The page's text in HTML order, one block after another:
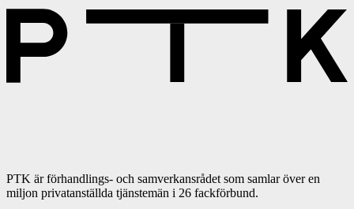
PTK är förhandlings- och samverkansrådet som samlar över en
miljon privatanställda tjänstemän i 26 fackförbund.